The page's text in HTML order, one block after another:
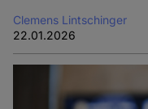
Clemens Lintschinger
22.01.2026